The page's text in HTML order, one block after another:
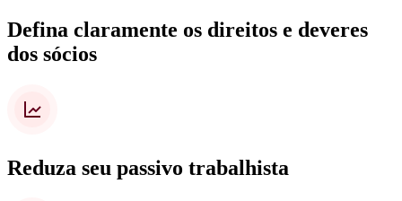
Defina claramente os direitos e deveres
dos sócios
Reduza seu passivo trabalhista